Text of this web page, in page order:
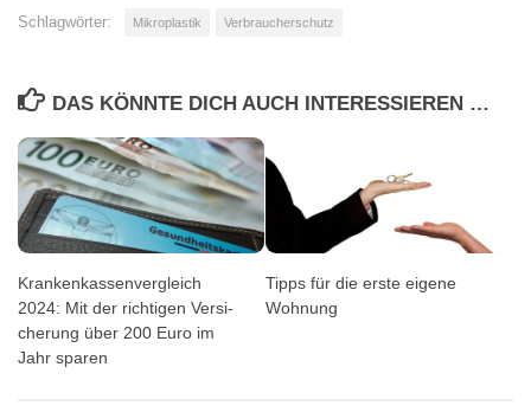
Schlagwörter: Mikroplastik Verbraucherschutz
DAS KÖNNTE DICH AUCH INTERESSIEREN …
Kran­ken­kas­senvergleich
2024: Mit der richtigen Ver­si­
che­rung über 200 Euro im
Jahr sparen
Tipps für die erste eigene
Wohnung